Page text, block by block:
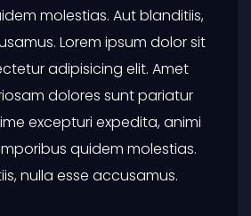
molestias. Aut blanditiis,
Lorem ipsum dolor sit
adipisicing elit. Amet
dolores sunt pariatur
excepturi expedita, animi
quidem molestias.
nulla esse accusamus.